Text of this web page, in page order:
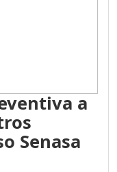
a
Senasa